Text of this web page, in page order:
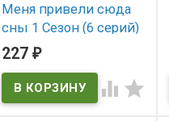
Меня привели сюда
сны 1 Сезон (6 серий)
(Tie me up! Tie me
227 ₽
 